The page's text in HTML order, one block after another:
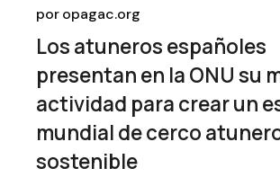
poropagac.org
Los atuneros españoles
presentan en la ONU su
actividad para crear un
mundial de cerco
sostenible